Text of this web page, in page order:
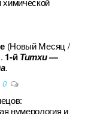
(Новый Месяц /
1-йТитхи—
.
0
нумерология и